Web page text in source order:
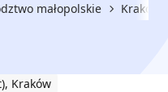
małopolskie Kraków
Kraków